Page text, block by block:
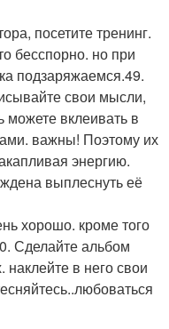
посетите тренинг.
бесспорно. но при
подзаряжаемся.49.
свои мысли,
вклеивать в
важны! Поэтому их
энергию.
выплеснуть её
хорошо. кроме того
Сделайте альбом
в него свои